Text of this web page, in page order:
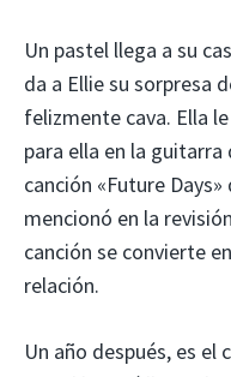
Un pastel llega a su
da a Ellie su sorpresa
felizmente cava. Ella
para ella en la guitarra
canción «Future
mencionó en la
canción se convierte
relación.
Un año después, es el